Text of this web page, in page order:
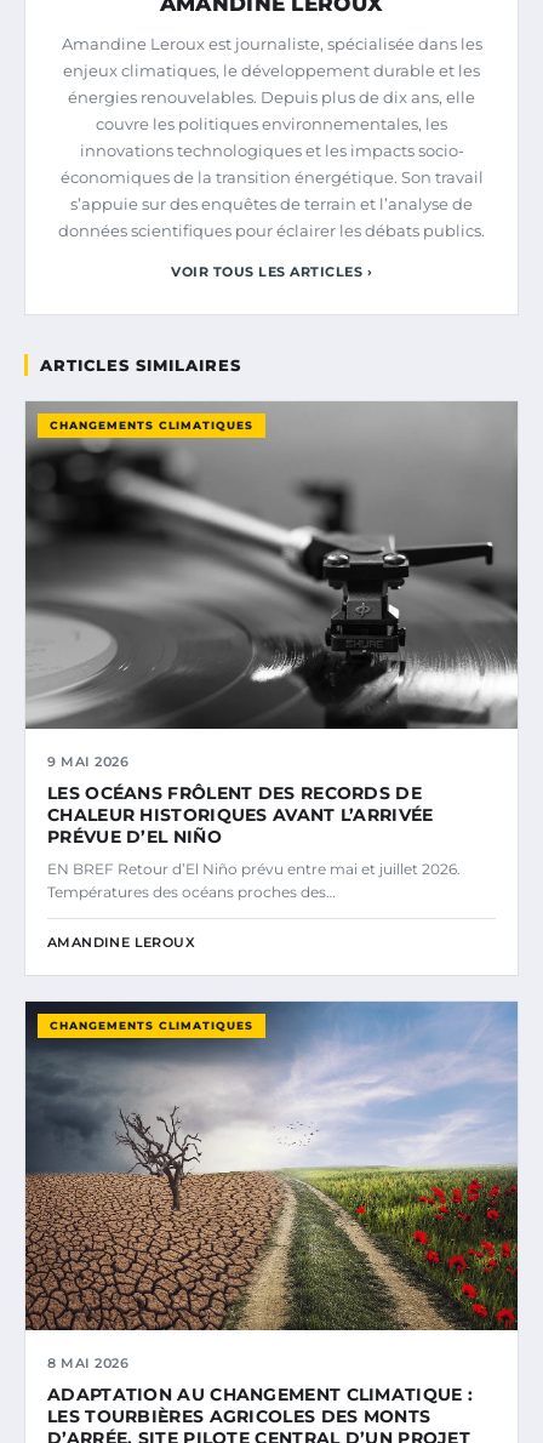
Amandine Leroux est journaliste, spécialisée dans les
enjeux climatiques, le développement durable et les
énergies renouvelables. Depuis plus de dix ans, elle
couvre les politiques environnementales, les
innovations technologiques et les impacts socio-
économiques de la transition énergétique. Son travail
s’appuie sur des enquêtes de terrain et l’analyse de
données scientifiques pour éclairer les débats publics.
VOIR TOUS LES ARTICLES ›
ARTICLES SIMILAIRES
CHANGEMENTS CLIMATIQUES
9 MAI 2026
LES OCÉANS FRÔLENT DES RECORDS DE
CHALEUR HISTORIQUES AVANT L’ARRIVÉE
PRÉVUE D’EL NIÑO
EN BREF Retour d’El Niño prévu entre mai et juillet 2026.
Températures des océans proches des…
AMANDINE LEROUX
CHANGEMENTS CLIMATIQUES
8 MAI 2026
ADAPTATION AU CHANGEMENT CLIMATIQUE :
LES TOURBIÈRES AGRICOLES DES MONTS
D’ARRÉE, SITE PILOTE CENTRAL D’UN PROJET